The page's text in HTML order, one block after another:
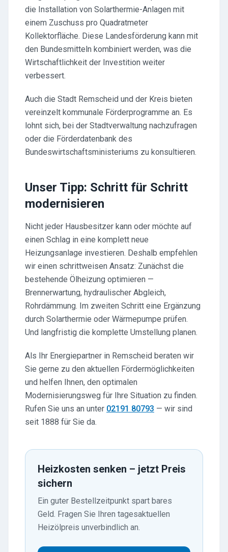
die Installation von Solarthermie-Anlagen mit
einem Zuschuss pro Quadratmeter
Kollektorfläche. Diese Landesförderung kann mit
den Bundesmitteln kombiniert werden, was die
Wirtschaftlichkeit der Investition weiter
verbessert.
Auch die Stadt Remscheid und der Kreis bieten
vereinzelt kommunale Förderprogramme an. Es
lohnt sich, bei der Stadtverwaltung nachzufragen
oder die Förderdatenbank des
Bundeswirtschaftsministeriums zu konsultieren.
Unser Tipp: Schritt für Schritt
modernisieren
Nicht jeder Hausbesitzer kann oder möchte auf
einen Schlag in eine komplett neue
Heizungsanlage investieren. Deshalb empfehlen
wir einen schrittweisen Ansatz: Zunächst die
bestehende Ölheizung optimieren —
Brennerwartung, hydraulischer Abgleich,
Rohrdämmung. Im zweiten Schritt eine Ergänzung
durch Solarthermie oder Wärmepumpe prüfen.
Und langfristig die komplette Umstellung planen.
Als Ihr Energiepartner in Remscheid beraten wir
Sie gerne zu den aktuellen Fördermöglichkeiten
und helfen Ihnen, den optimalen
Modernisierungsweg für Ihre Situation zu finden.
Rufen Sie uns an unter 02191 80793 — wir sind
seit 1888 für Sie da.
Heizkosten senken – jetzt Preis
sichern
Ein guter Bestellzeitpunkt spart bares
Geld. Fragen Sie Ihren tagesaktuellen
Heizölpreis unverbindlich an.